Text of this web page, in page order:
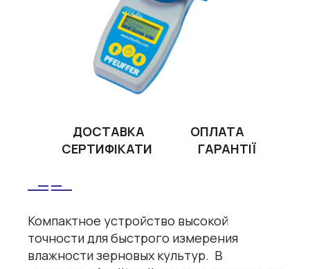
ДОСТАВКА
ОПЛАТА
СЕРТИФІКАТИ
ГАРАНТІЇ
Компактное устройство высокой
точности для быстрого измерения
влажности зерновых культур. В